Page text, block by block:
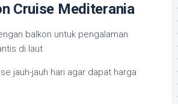
Cruise Mediterania
balkon untuk pengalaman
di laut
jauh-jauh hari agar dapat harga